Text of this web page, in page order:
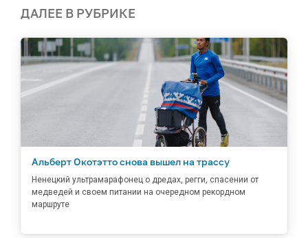
ДАЛЕЕ В РУБРИКЕ
Альберт Окотэтто снова вышел на трассу
Ненецкий ультрамарафонец о дредах, регги, спасении от
медведей и своем питании на очередном рекордном
маршруте